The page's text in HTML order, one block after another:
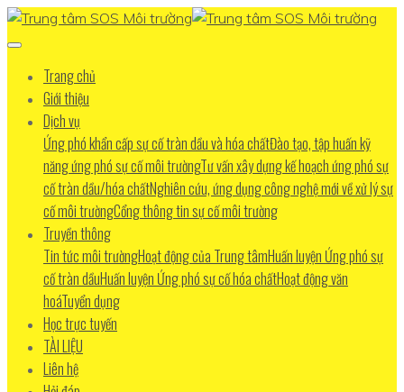
Trang chủ
Giới thiệu
Dịch vụ
Ứng phó khẩn cấp sự cố tràn dầu và hóa chấtĐào tạo, tập huấn kỹ
năng ứng phó sự cố môi trườngTư vấn xây dựng kế hoạch ứng phó sự
cố tràn dầu/hóa chấtNghiên cứu, ứng dụng công nghệ mới về xử lý sự
cố môi trườngCổng thông tin sự cố môi trường
Truyền thông
Tin tức môi trườngHoạt động của Trung tâmHuấn luyện Ứng phó sự
cố tràn dầuHuấn luyện Ứng phó sự cố hóa chấtHoạt động văn
hoáTuyển dụng
Học trực tuyến
TÀI LIỆU
Liên hệ